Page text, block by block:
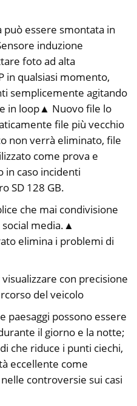
essere smontata in
induzione
foto ad alta
in qualsiasi momento,
semplicemente agitando
in loop▲ Nuovo file lo
file più vecchio
non verrà eliminato, file
come prova e
in caso incidenti
SD 128 GB.
che mai condivisione
media.▲
elimina i problemi di
visualizzare con precisione
del veicolo
paesaggi possono essere
il giorno e la notte;
che riduce i punti ciechi,
eccellente come
controversie sui casi